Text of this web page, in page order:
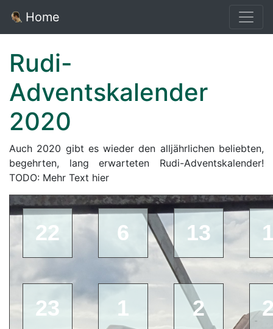
Home
Rudi-
Adventskalender
2020
Auch 2020 gibt es wieder den alljährlichen beliebten,
begehrten, lang erwarteten Rudi-Adventskalender!
TODO: Mehr Text hier
22 6 13
23 1 2